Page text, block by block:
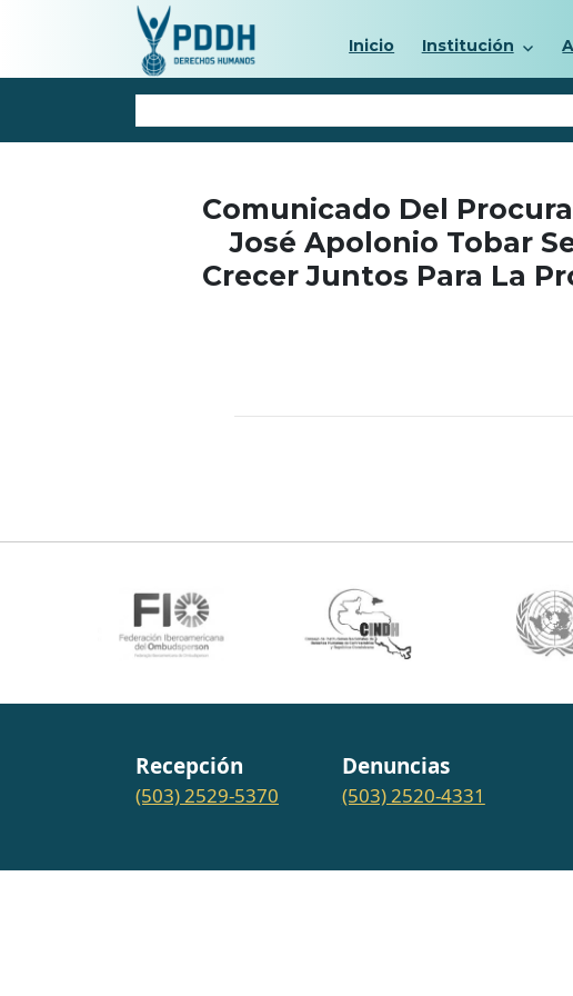
Inicio Institución
Comunicado Del
José Apolonio Tobar
Crecer Juntos Para La
Recepción
(503) 2529-5370
Denuncias
(503) 2520-4331